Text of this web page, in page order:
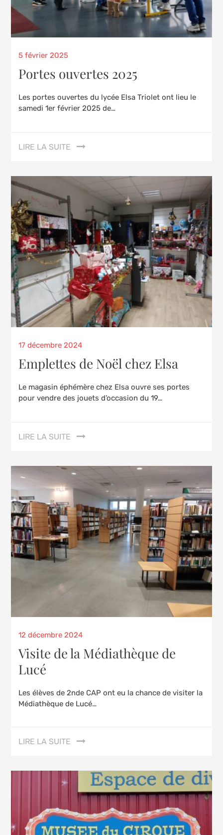
Posted
5 février 2025
Portes ouvertes 2025
Les portes ouvertes du lycée Elsa Triolet ont lieu le
samedi 1er février 2025 de…
LIRE LA SUITE
Posted
17 décembre 2024
Emplettes de Noël chez Elsa
Le magasin éphémère chez Elsa ouvre ses portes
pour vendre des jouets d’occasion du 19…
LIRE LA SUITE
Posted
12 décembre 2024
Visite de la Médiathèque de
Lucé
Les élèves de 2nde CAP ont eu la chance de visiter la
Médiathèque de Lucé…
LIRE LA SUITE